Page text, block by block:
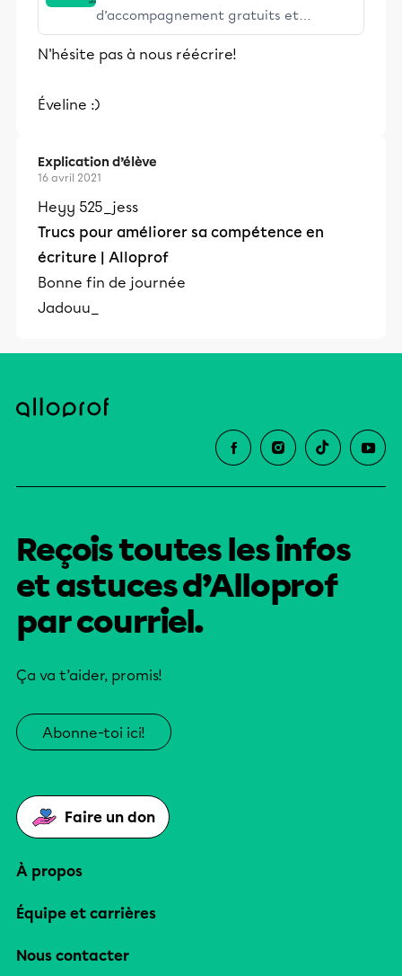
d’accompagnement gratuits et
stimulants, Alloprof engage les élèves
et leurs parents dans la réussite
N'hésite pas à nous réécrire!
Éveline :)
Explication d’élève
16 avril 2021
Heyy 525_jess
Trucs pour améliorer sa compétence en
écriture | Alloprof
Bonne fin de journée
Jadouu_
Reçois toutes les infos
et astuces d’Alloprof
par courriel.
Ça va t’aider, promis!
Abonne-toi ici!
Faire un don
À propos
Équipe et carrières
Nous contacter